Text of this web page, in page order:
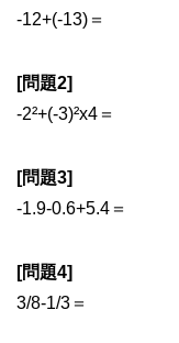
-12+(-13)＝
[問題2]
-2²+(-3)²x4＝
[問題3]
-1.9-0.6+5.4＝
[問題4]
3/8-1/3＝